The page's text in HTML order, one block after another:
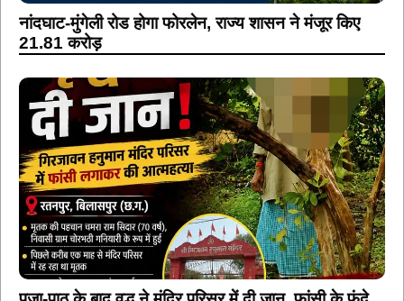
पूजा-पाठ के बाद वृद्ध ने मंदिर परिसर में दी जान, फांसी के फंदे
पर मिला शव